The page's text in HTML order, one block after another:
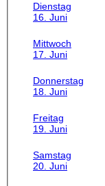
Dienstag
16. Juni
Mittwoch
17. Juni
Donnerstag
18. Juni
Freitag
19. Juni
Samstag
20. Juni